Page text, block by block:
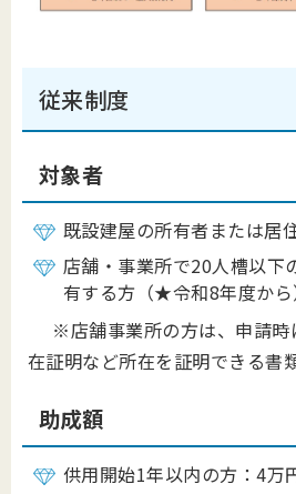
従来制度
対象者
既設建屋の所有者または居
店舗・事業所で20人槽以下
有する方（★令和8年度から
※店舗事業所の方は、申請時
在証明など所在を証明できる書
助成額
供用開始1年以内の方：4万